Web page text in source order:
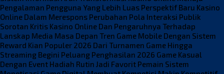
Pengalaman Pengguna Yang Lebih Luas Perspektif Baru Kasino
Online Dalam Merespons Perubahan Pola Interaksi Publik
Sorotan Kritis Kasino Online Dan Pengaruhnya Terhadap
Lanskap Media Masa Depan Tren Game Mobile Dengan Sistem
Reward Kian Populer 2026 Dari Turnamen Game Hingga
Streaming Begini Peluang Penghasilan 2026 Game Kasual
Dengan Event Hadiah Rutin Jadi Favorit Pemain Sistem